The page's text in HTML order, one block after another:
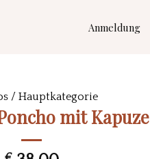
Anmeldung
/ Hauptkategorie
mit Kapuze